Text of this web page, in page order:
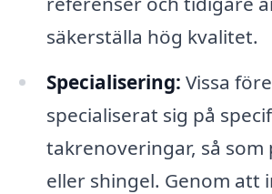
säkerställa hög kvalitet.
Specialisering: Vissa
specialiserat sig på
takrenoveringar, så som
eller shingel. Genom att